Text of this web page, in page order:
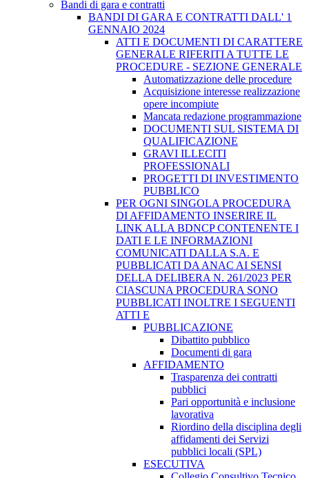
Bandi di gara e contratti
BANDI DI GARA E CONTRATTI DALL' 1
GENNAIO 2024
ATTI E DOCUMENTI DI CARATTERE
GENERALE RIFERITI A TUTTE LE
PROCEDURE - SEZIONE GENERALE
Automatizzazione delle procedure
Acquisizione interesse realizzazione
opere incompiute
Mancata redazione programmazione
DOCUMENTI SUL SISTEMA DI
QUALIFICAZIONE
GRAVI ILLECITI
PROFESSIONALI
PROGETTI DI INVESTIMENTO
PUBBLICO
PER OGNI SINGOLA PROCEDURA
DI AFFIDAMENTO INSERIRE IL
LINK ALLA BDNCP CONTENENTE I
DATI E LE INFORMAZIONI
COMUNICATI DALLA S.A. E
PUBBLICATI DA ANAC AI SENSI
DELLA DELIBERA N. 261/2023 PER
CIASCUNA PROCEDURA SONO
PUBBLICATI INOLTRE I SEGUENTI
ATTI E
PUBBLICAZIONE
Dibattito pubblico
Documenti di gara
AFFIDAMENTO
Trasparenza dei contratti
pubblici
Pari opportunità e inclusione
lavorativa
Riordino della disciplina degli
affidamenti dei Servizi
pubblici locali (SPL)
ESECUTIVA